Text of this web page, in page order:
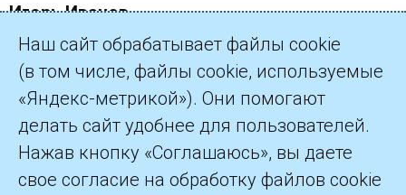
Игорь Иванов
©2026 ПАО «Газпром»
Контакты
Наш сайт обрабатывает файлы cookie
(в том числе, файлы cookie, используемые
«Яндекс-метрикой»). Они помогают
делать сайт удобнее для пользователей.
Нажав кнопку «Соглашаюсь», вы даете
свое согласие на обработку файлов cookie